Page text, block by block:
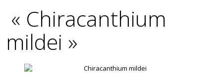
« Chiracanthium
mildei »